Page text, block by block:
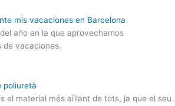
mis vacaciones en Barcelona
año en la que aprovechamos
de vacaciones.
poliuretà
el material més aïllant de tots, ja que el seu